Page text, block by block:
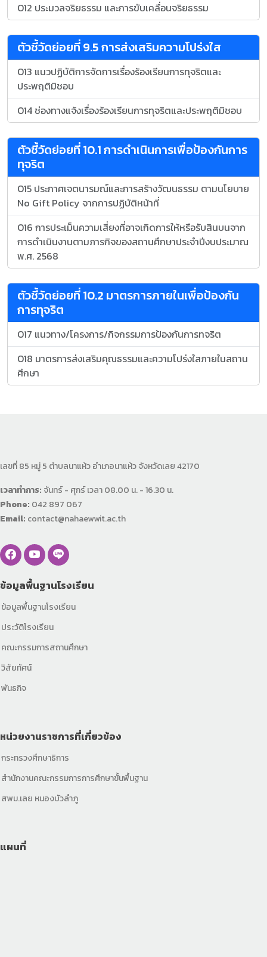
O12 ประมวลจริยธรรม และการขับเคลื่อนจริยธรรม
ตัวชี้วัดย่อยที่ 9.5 การส่งเสริมความโปร่งใส
O13 แนวปฏิบัติการจัดการเรื่องร้องเรียนการทุจริตและ
ประพฤติมิชอบ
O14 ช่องทางแจ้งเรื่องร้องเรียนการทุจริตและประพฤติมิชอบ
ตัวชี้วัดย่อยที่ 10.1 การดำเนินการเพื่อป้องกันการ
ทุจริต
O15 ประกาศเจตนารมณ์และการสร้างวัฒนธรรม ตามนโยบาย
No Gift Policy จากการปฏิบัติหน้าที่
O16 การประเม็นความเสี่ยงที่อาจเกิดการให้หรือรับสินบนจาก
การดำเนินงานตามภารกิจของสถานศึกษาประจำปีงบประมาณ
พ.ศ. 2568
ตัวชี้วัดย่อยที่ 10.2 มาตรการภายในเพื่อป้องกัน
การทุจริต
O17 แนวทาง/โครงการ/กิจกรรมการป้องกันการทจริต
O18 มาตรการส่งเสริมคุณธรรมและความโปร่งใสภายในสถาน
ศึกษา
เลขที่ 85 หมู่ 5 ตำบลนาแห้ว อำเภอนาแห้ว จังหวัดเลย 42170
เวลาทำการ: จันทร์ - ศุกร์ เวลา 08.00 น. - 16.30 น.
Phone: 042 897 067
Email: contact@nahaewwit.ac.th
ข้อมูลพื้นฐานโรงเรียน
ข้อมูลพื้นฐานโรงเรียน
ประวัติโรงเรียน
คณะกรรมการสถานศึกษา
วิสัยทัศน์
พันธกิจ
หน่วยงานราชการที่เกี่ยวข้อง
กระทรวงศึกษาธิการ
สำนักงานคณะกรรมการการศึกษาขั้นพื้นฐาน
สพม.เลย หนองบัวลำภู
แผนที่